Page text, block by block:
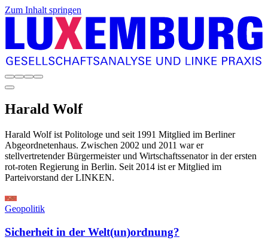
Zum Inhalt springen
Harald Wolf
Harald Wolf ist Politologe und seit 1991 Mitglied im Berliner
Abgeordnetenhaus. Zwischen 2002 und 2011 war er
stellvertretender Bürgermeister und Wirtschaftssenator in der ersten
rot-roten Regierung in Berlin. Seit 2014 ist er Mitglied im
Parteivorstand der LINKEN.
Geopolitik
Sicherheit in der Welt(un)ordnung?